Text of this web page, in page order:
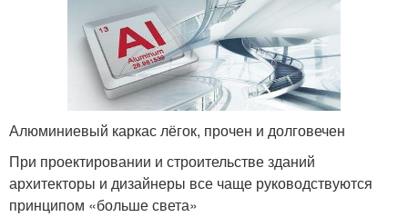
Алюминиевый каркас лёгок, прочен и долговечен
При проектировании и строительстве зданий
архитекторы и дизайнеры все чаще руководствуются
принципом «больше света»